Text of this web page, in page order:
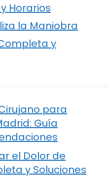
Horarios
la Maniobra
y
para
Guía
el Dolor de
y Soluciones